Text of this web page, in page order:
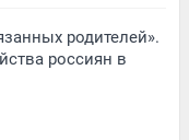
родителей».
россиян в